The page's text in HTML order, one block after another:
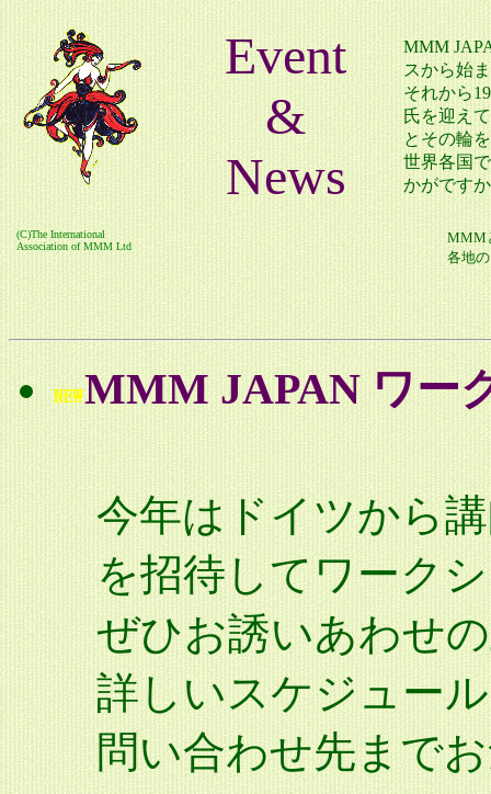
Event
&
News
MMM
スから始
それから
氏を迎え
とその輪
世界各国
かがです
(C)The International
Association of MMM Ltd
MMM
各地
MMM JAPAN ワー
今年はドイツから
を招待してワーク
ぜひお誘いあわせ
詳しいスケジュー
問い合わせ先まで